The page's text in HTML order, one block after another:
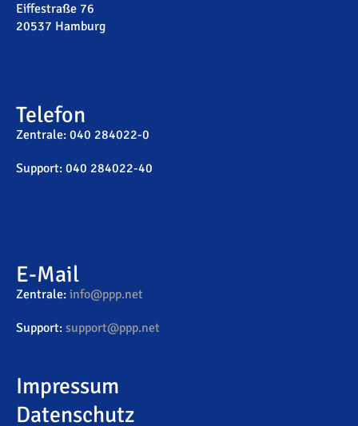
Eiffestraße 76
20537 Hamburg
Telefon
Zentrale: 040 284022-0
Support: 040 284022-40
E-Mail
Zentrale: info@ppp.net
Support: support@ppp.net
Impressum
Datenschutz